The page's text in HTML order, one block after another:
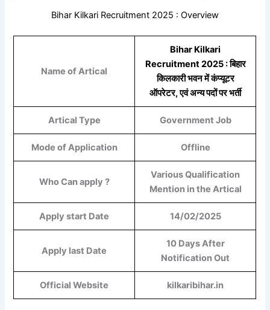
Bihar Kilkari Recruitment 2025 : Overview
Name of Artical
Bihar Kilkari
Recruitment 2025 : बिहार
किलकारी भवन में कंप्यूटर
ऑपरेटर, एवं अन्य पदों पर भर्ती
Artical Type Government Job
Mode of Application Offline
Who Can apply ?
Various Qualification
Mention in the Artical
Apply start Date 14/02/2025
Apply last Date
10 Days After
Notification Out
Official Website kilkaribihar.in